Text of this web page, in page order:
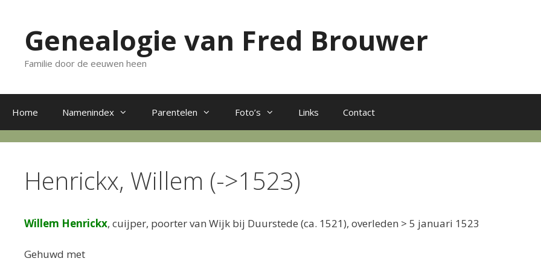
inhoudGenealogie van Fred Brouwer
Familie door de eeuwen heen
Home Namenindex Parentelen Foto’s Links Contact
Henrickx, Willem (->1523)
Willem Henrickx, cuijper, poorter van Wijk bij Duurstede (ca. 1521), overleden > 5 januari 1523
Gehuwd met